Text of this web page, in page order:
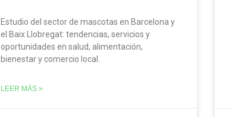
Estudio del sector de mascotas en Barcelona y
el Baix Llobregat: tendencias, servicios y
oportunidades en salud, alimentación,
bienestar y comercio local.
LEER MÁS »